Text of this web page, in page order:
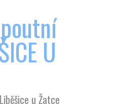
U
u Žatce